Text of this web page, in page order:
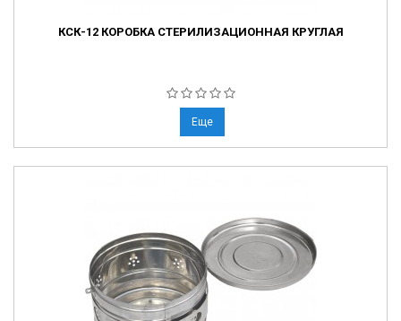
КСК-12 КОРОБКА СТЕРИЛИЗАЦИОННАЯ КРУГЛАЯ
Еще